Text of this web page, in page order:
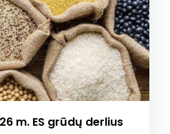
m. ES grūdų derlius